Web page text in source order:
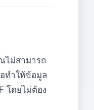
ไม่สามารถ
ทำให้ข้อมูล
โดยไม่ต้อง